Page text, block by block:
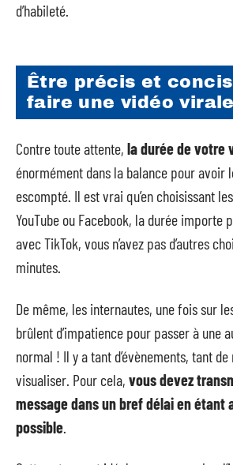
d’habileté.
Être précis et
faire une vidéo virale
Contre toute attente, la durée de votre
énormément dans la balance pour avoir
escompté. Il est vrai qu’en choisissant
YouTube ou Facebook, la durée importe
avec TikTok, vous n’avez pas d’autres
minutes.
De même, les internautes, une fois sur
brûlent d’impatience pour passer à une
normal ! Il y a tant d’évènements, tant
visualiser. Pour cela, vous devez
message dans un bref délai en étant
possible